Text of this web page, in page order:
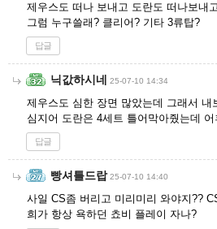
제우스도 떠나 보내고 도란도 떠나보내
그럼 누구쓸래? 클리어? 기타 3류탑?
답글
닉값하시네 25-07-10 14:34
제우스도 심한 장면 많았는데 그래서 내
심지어 도란은 4세트 틀어막아줬는데 어
답글
빵셔틀드랍 25-07-10 14:40
사일 CS좀 버리고 미리미리 와야지??
희가 항상 욕하던 쵸비 플레이 자나?